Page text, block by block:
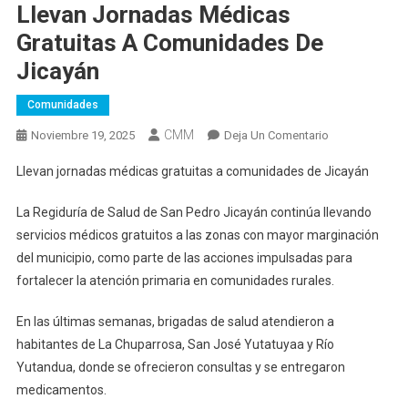
Llevan Jornadas Médicas
Gratuitas A Comunidades De
Jicayán
Comunidades
Noviembre 19, 2025 CMM Deja Un ComentarioEn
Jornadas
Gratuitas
A
Comunidades
De
Llevan jornadas médicas gratuitas a comunidades de Jicayán
La Regiduría de Salud de San Pedro Jicayán continúa llevando
servicios médicos gratuitos a las zonas con mayor marginación
del municipio, como parte de las acciones impulsadas para
fortalecer la atención primaria en comunidades rurales.
En las últimas semanas, brigadas de salud atendieron a
habitantes de La Chuparrosa, San José Yutatuyaa y Río
Yutandua, donde se ofrecieron consultas y se entregaron
medicamentos.